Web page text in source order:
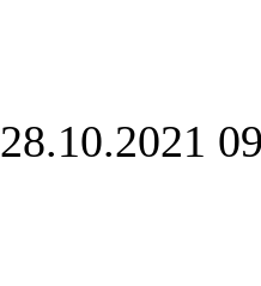
28.10.2021